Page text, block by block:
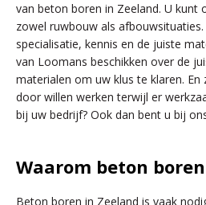
van beton boren in Zeeland. U kunt
zowel ruwbouw als afbouwsituaties.
specialisatie, kennis en de juiste
van Loomans beschikken over de
materialen om uw klus te klaren.
door willen werken terwijl er
bij uw bedrijf? Ook dan bent u bij
Waarom beton
Beton boren in Zeeland is vaak